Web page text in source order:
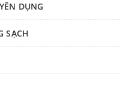
DỤNG
SẠCH